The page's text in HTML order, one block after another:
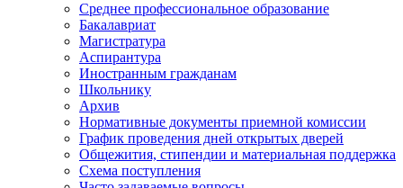
Среднее профессиональное образование
Бакалавриат
Магистратура
Аспирантура
Иностранным гражданам
Школьнику
Архив
Нормативные документы приемной комиссии
График проведения дней открытых дверей
Общежития, стипендии и материальная поддержка
Схема поступления